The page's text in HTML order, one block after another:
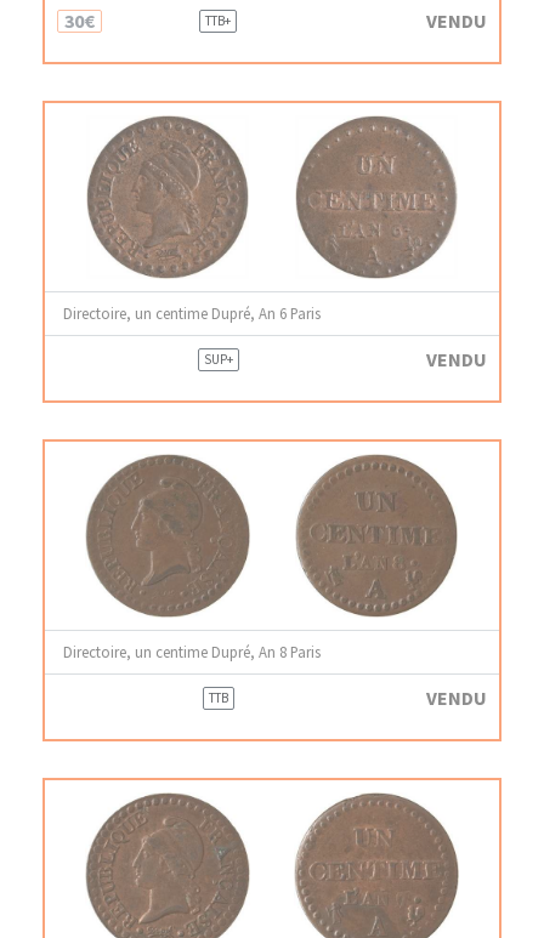
30€ TTB+ VENDU
Directoire, un centime Dupré, An 6 Paris
SUP+ VENDU
Directoire, un centime Dupré, An 8 Paris
TTB VENDU